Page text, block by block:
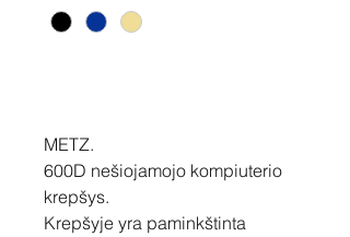
METZ.
600D nešiojamojo kompiuterio
krepšys.
Krepšyje yra paminkštinta